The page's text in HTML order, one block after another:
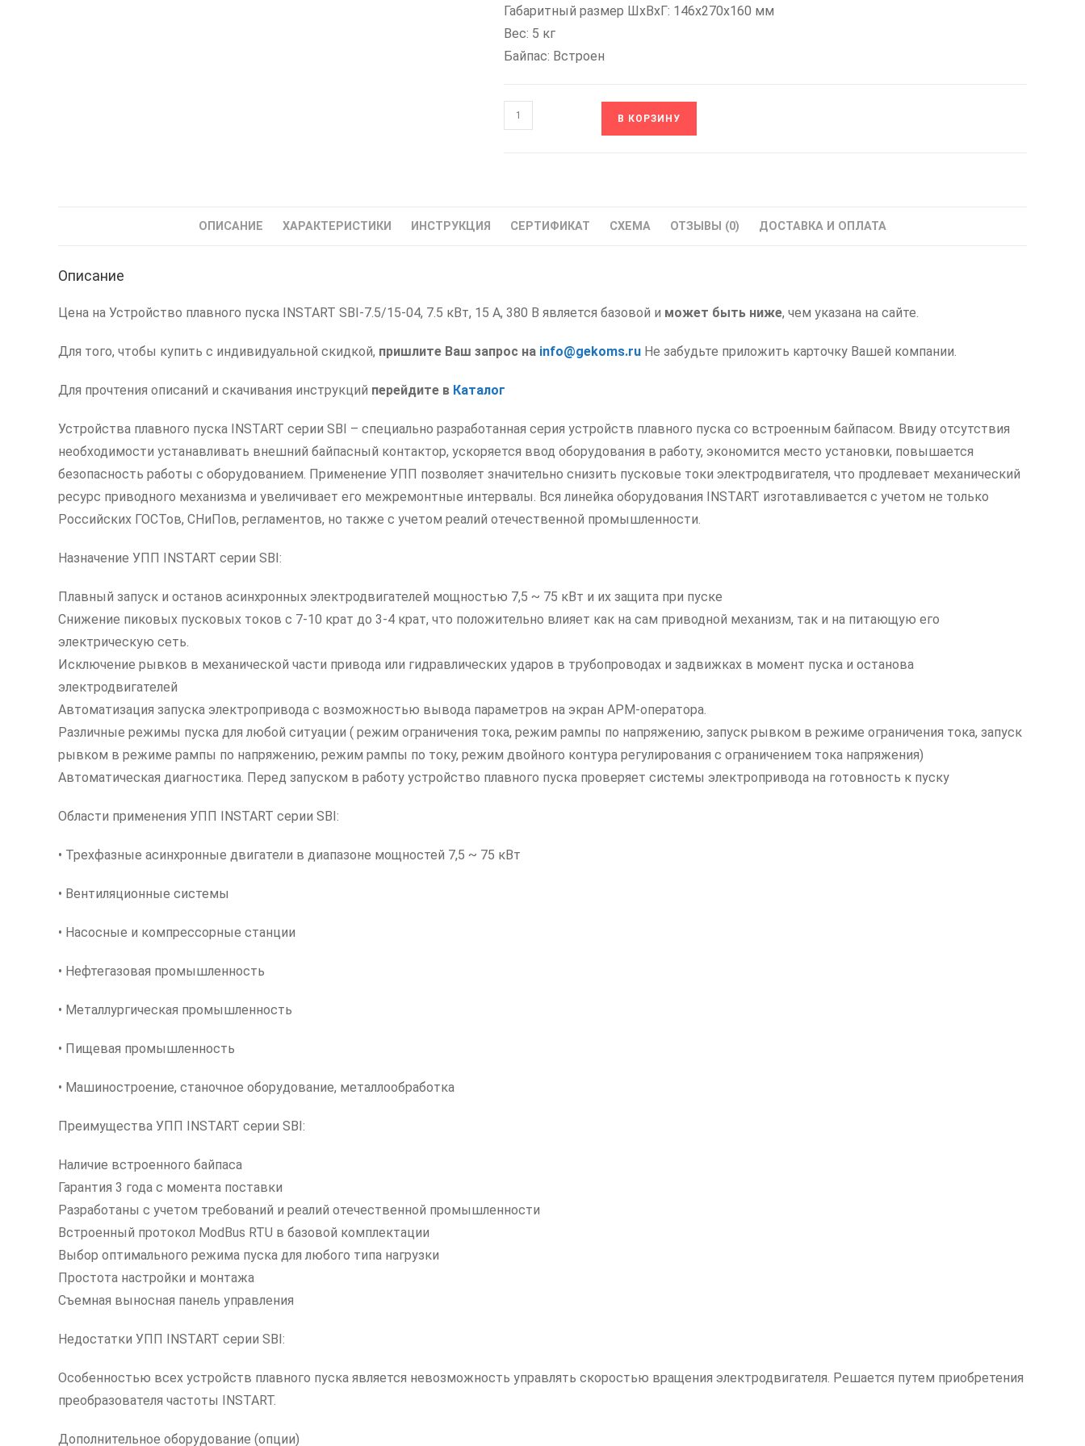
Габаритный размер ШxВxГ: 146x270x160 мм
Вес: 5 кг
Байпас: Встроен
Количество
товара
Устройство
Инстарт
кВт
В КОРЗИНУ
ОПИСАНИЕ ХАРАКТЕРИСТИКИ ИНСТРУКЦИЯ СЕРТИФИКАТ СХЕМА ОТЗЫВЫ (0) ДОСТАВКА И ОПЛАТА
Описание
Цена на Устройство плавного пуска INSTART SBI-7.5/15-04, 7.5 кВт, 15 А, 380 В является базовой и может быть ниже, чем указана на сайте.
Для того, чтобы купить с индивидуальной скидкой, пришлите Ваш запрос на info@gekoms.ru Не забудьте приложить карточку Вашей компании.
Для прочтения описаний и скачивания инструкций перейдите в Каталог
Устройства плавного пуска INSTART серии SBI – специально разработанная серия устройств плавного пуска со встроенным байпасом. Ввиду отсутствия
необходимости устанавливать внешний байпасный контактор, ускоряется ввод оборудования в работу, экономится место установки, повышается
безопасность работы с оборудованием. Применение УПП позволяет значительно снизить пусковые токи электродвигателя, что продлевает механический
ресурс приводного механизма и увеличивает его межремонтные интервалы. Вся линейка оборудования INSTART изготавливается с учетом не только
Российских ГОСТов, СНиПов, регламентов, но также с учетом реалий отечественной промышленности.
Назначение УПП INSTART серии SBI:
Плавный запуск и останов асинхронных электродвигателей мощностью 7,5 ~ 75 кВт и их защита при пуске
Снижение пиковых пусковых токов с 7-10 крат до 3-4 крат, что положительно влияет как на сам приводной механизм, так и на питающую его
электрическую сеть.
Исключение рывков в механической части привода или гидравлических ударов в трубопроводах и задвижках в момент пуска и останова
электродвигателей
Автоматизация запуска электропривода с возможностью вывода параметров на экран АРМ-оператора.
Различные режимы пуска для любой ситуации ( режим ограничения тока, режим рампы по напряжению, запуск рывком в режиме ограничения тока, запуск
рывком в режиме рампы по напряжению, режим рампы по току, режим двойного контура регулирования с ограничением тока напряжения)
Автоматическая диагностика. Перед запуском в работу устройство плавного пуска проверяет системы электропривода на готовность к пуску
Области применения УПП INSTART серии SBI:
• Трехфазные асинхронные двигатели в диапазоне мощностей 7,5 ~ 75 кВт
• Вентиляционные системы
• Насосные и компрессорные станции
• Нефтегазовая промышленность
• Металлургическая промышленность
• Пищевая промышленность
• Машиностроение, станочное оборудование, металлообработка
Преимущества УПП INSTART серии SBI:
Наличие встроенного байпаса
Гарантия 3 года с момента поставки
Разработаны с учетом требований и реалий отечественной промышленности
Встроенный протокол ModBus RTU в базовой комплектации
Выбор оптимального режима пуска для любого типа нагрузки
Простота настройки и монтажа
Съемная выносная панель управления
Недостатки УПП INSTART серии SBI:
Особенностью всех устройств плавного пуска является невозможность управлять скоростью вращения электродвигателя. Решается путем приобретения
преобразователя частоты INSTART.
Дополнительное оборудование (опции)